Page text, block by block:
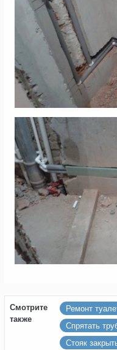
Смотрите
также
Ремонт
Спрятать
Стояк